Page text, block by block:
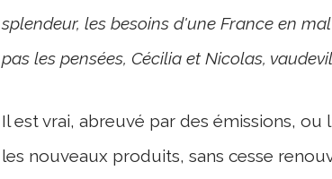
splendeur, les besoins d'une France en
pas les pensées, Cécilia et Nicolas,
Il est vrai, abreuvé par des émissions,
les nouveaux produits, sans cesse